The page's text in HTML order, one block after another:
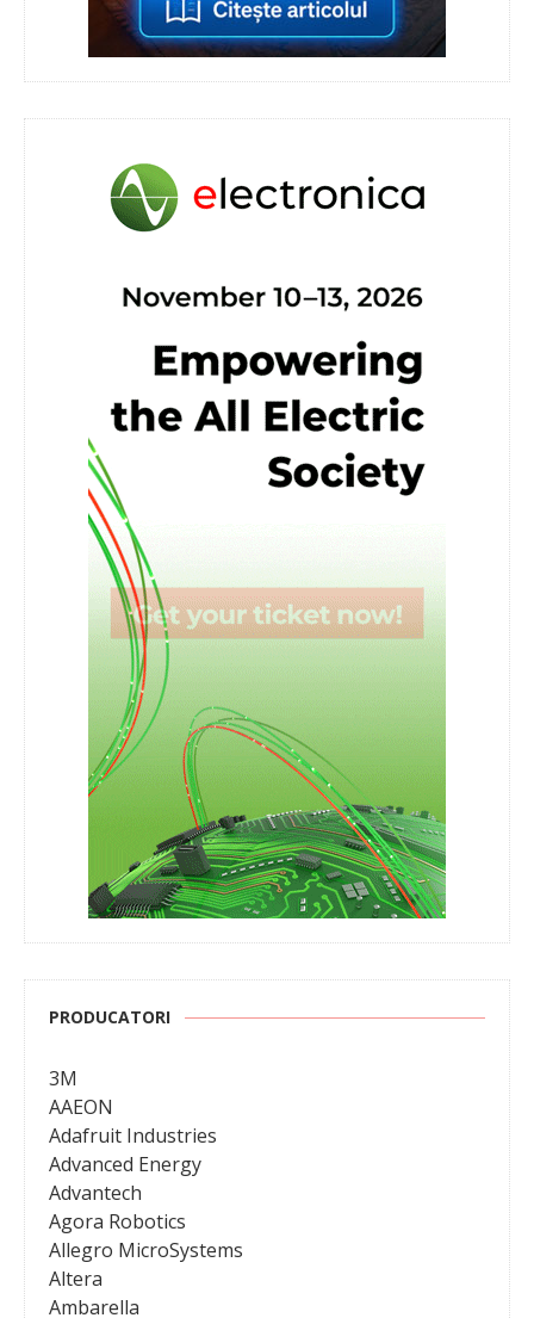
PRODUCATORI
3M
AAEON
Adafruit Industries
Advanced Energy
Advantech
Agora Robotics
Allegro MicroSystems
Altera
Ambarella